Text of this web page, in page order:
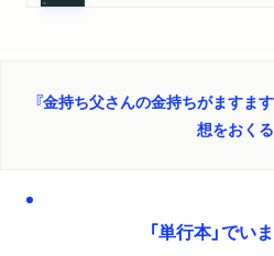
『金持ち父さんの金持ちがますま
想をおくる
「単行本」でい